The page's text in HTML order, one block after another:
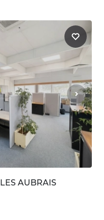
AUBRAIS